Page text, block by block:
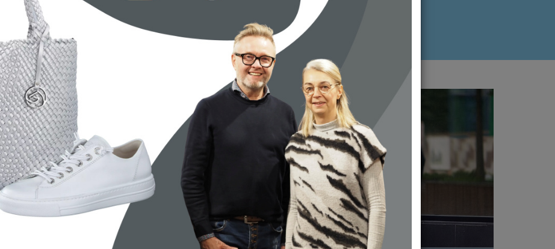
rund um das Thema Schuhe.
die optimale Passform suchen:
Freundlichkeit und individuellen
Service selbst überzeugen.